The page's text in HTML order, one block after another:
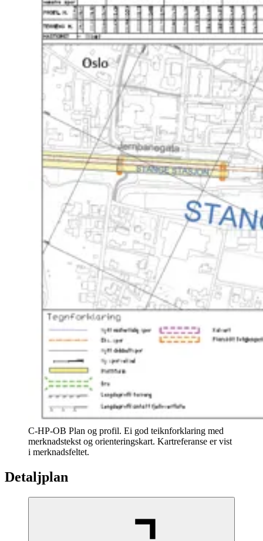
C-HP-OB Plan og profil. Ei god teiknforklaring med
merknadstekst og orienteringskart. Kartreferanse er vist
i merknadsfeltet.
Detaljplan